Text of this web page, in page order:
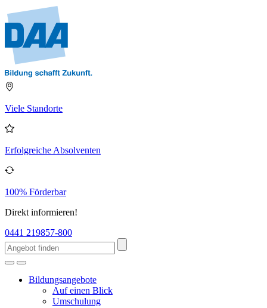
Viele Standorte
Erfolgreiche Absolventen
100% Förderbar
Direkt informieren!
0441 219857-800
Bildungsangebote
Auf einen Blick
Umschulung